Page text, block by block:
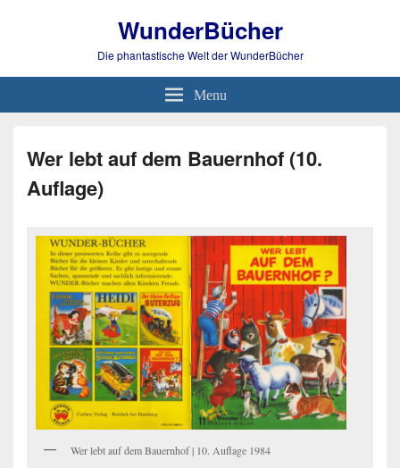
WunderBücher
Die phantastische Welt der WunderBücher
Menu
Wer lebt auf dem Bauernhof (10.
Auflage)
Wer lebt auf dem Bauernhof | 10. Auflage 1984